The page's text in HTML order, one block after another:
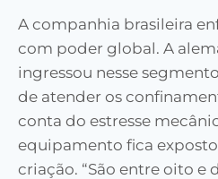
A companhia brasileira
com poder global. A
ingressou nesse
de atender os
conta do estresse
equipamento fica
criação. “São entre oito e